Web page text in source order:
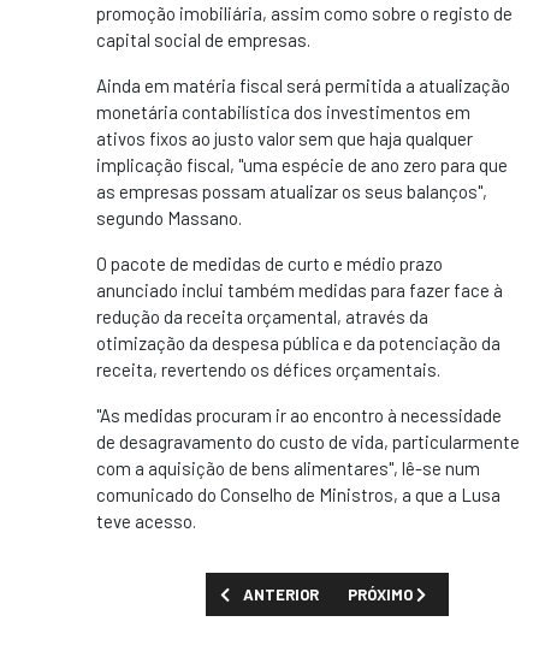
promoção imobiliária, assim como sobre o registo de
capital social de empresas.
Ainda em matéria fiscal será permitida a atualização
monetária contabilística dos investimentos em
ativos fixos ao justo valor sem que haja qualquer
implicação fiscal, "uma espécie de ano zero para que
as empresas possam atualizar os seus balanços",
segundo Massano.
O pacote de medidas de curto e médio prazo
anunciado inclui também medidas para fazer face à
redução da receita orçamental, através da
otimização da despesa pública e da potenciação da
receita, revertendo os défices orçamentais.
"As medidas procuram ir ao encontro à necessidade
de desagravamento do custo de vida, particularmente
com a aquisição de bens alimentares", lê-se num
comunicado do Conselho de Ministros, a que a Lusa
teve acesso.
ARTIGO ANTERIOR: GOVERNO TRAVA
ANTERIOR PRÓXIMO ARTIGO:
PRÓXIMO